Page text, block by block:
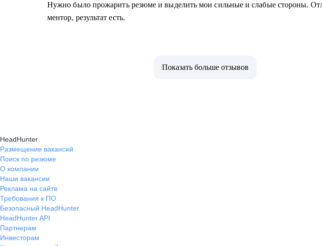
Нужно было прожарить резюме и выделить мои сильные и слабые стороны.
ментор, результат есть.
Показать больше отзывов
HeadHunter
Размещение вакансий
Поиск по резюме
О компании
Наши вакансии
Реклама на сайте
Требования к ПО
Безопасный HeadHunter
HeadHunter API
Партнерам
Инвесторам